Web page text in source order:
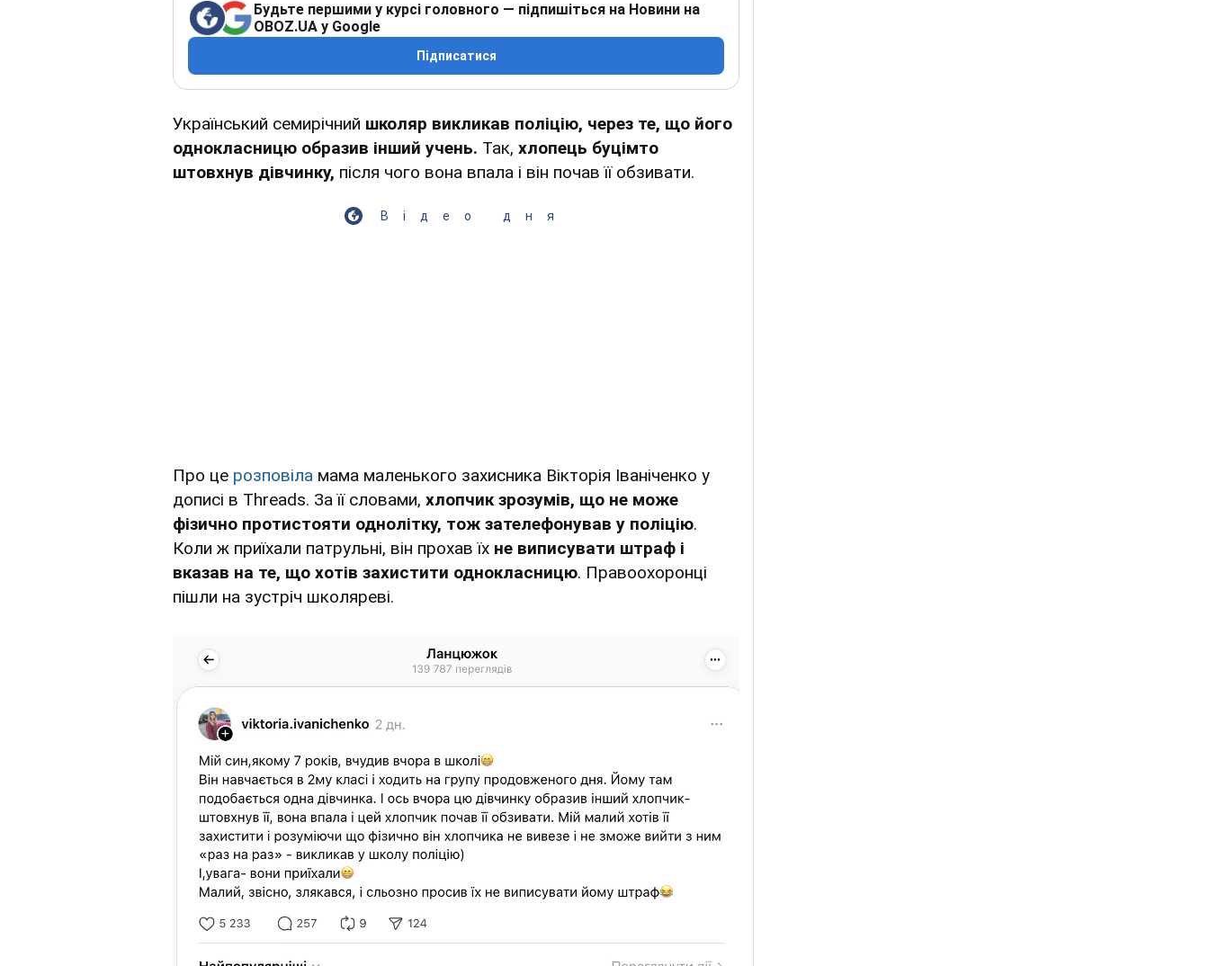
Будьте першими у курсі головного — підпишіться на Новини на
OBOZ.UA у Google
Підписатися
Український семирічний школяр викликав поліцію, через те, що його
однокласницю образив інший учень. Так, хлопець буцімто
штовхнув дівчинку, після чого вона впала і він почав її обзивати.
Відео дня
Про це розповіла мама маленького захисника Вікторія Іваніченко у
дописі в Тhreads. За її словами, хлопчик зрозумів, що не може
фізично протистояти однолітку, тож зателефонував у поліцію.
Коли ж приїхали патрульні, він прохав їх не виписувати штраф і
вказав на те, що хотів захистити однокласницю. Правоохоронці
пішли на зустріч школяреві.